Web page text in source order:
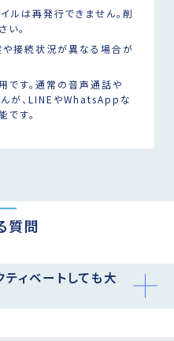
ルは再発行できません。削
。
や接続状況が異なる場合が
です。通常の音声通話や
が、LINEやWhatsAppな
す。
質問
ィベートしても大